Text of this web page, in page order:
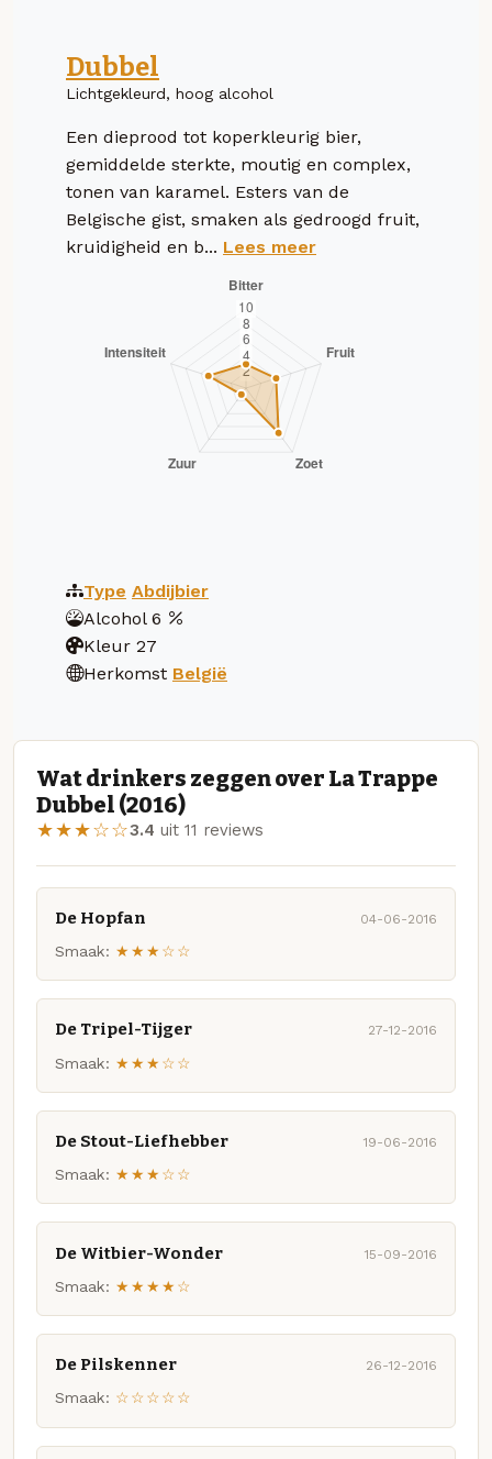
Dubbel
Lichtgekleurd, hoog alcohol
Een dieprood tot koperkleurig bier,
gemiddelde sterkte, moutig en complex,
tonen van karamel. Esters van de
Belgische gist, smaken als gedroogd fruit,
kruidigheid en b... Lees meer
Type Abdijbier
Alcohol 6
Kleur 27
Herkomst België
Wat drinkers zeggen over La Trappe
Dubbel (2016)
★★★☆☆3.4 uit 11 reviews
De Hopfan 04-06-2016
Smaak: ★★★☆☆
De Tripel-Tijger 27-12-2016
Smaak: ★★★☆☆
De Stout-Liefhebber 19-06-2016
Smaak: ★★★☆☆
De Witbier-Wonder 15-09-2016
Smaak: ★★★★☆
De Pilskenner 26-12-2016
Smaak: ☆☆☆☆☆